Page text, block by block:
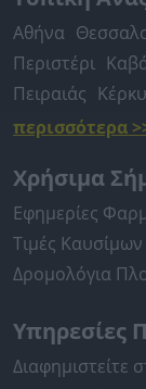
Αθήνα
Περιστέρι
Πειραιάς
περισσότερα
Χρήσιμα
Εφημερίες
Τιμές Καυσίμων
Δρομολόγια
Υπηρεσίες
Διαφημιστείτε